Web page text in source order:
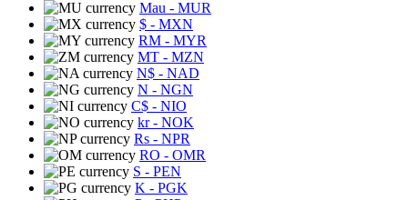
Mau - MUR
$ - MXN
RM - MYR
MT - MZN
N$ - NAD
N - NGN
C$ - NIO
kr- NOK
Rs - NPR
RO - OMR
S - PEN
K - PGK